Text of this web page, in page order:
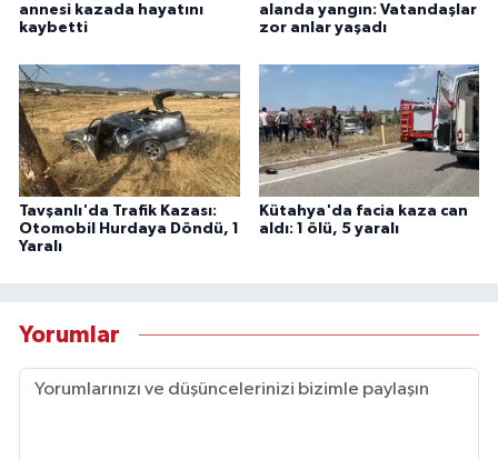
annesi kazada hayatını
kaybetti
alanda yangın: Vatandaşlar
zor anlar yaşadı
Tavşanlı'da Trafik Kazası:
Otomobil Hurdaya Döndü, 1
Yaralı
Kütahya'da facia kaza can
aldı: 1 ölü, 5 yaralı
Yorumlar